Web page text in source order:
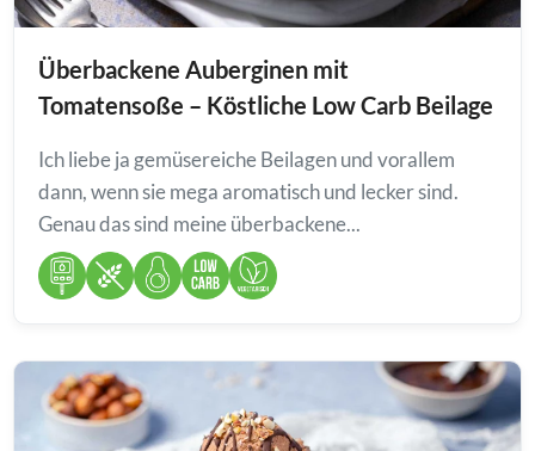
Überbackene Auberginen mit
Tomatensoße – Köstliche Low Carb Beilage
Ich liebe ja gemüsereiche Beilagen und vorallem
dann, wenn sie mega aromatisch und lecker sind.
Genau das sind meine überbackene...